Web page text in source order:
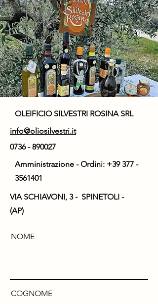
OLEIFICIO SILVESTRI ROSINA SRL
info@oliosilvestri.it
0736 - 890027
Amministrazione - Ordini: +39 377 -
3561401
VIA SCHIAVONI, 3 - SPINETOLI -
(AP)
NOME
COGNOME